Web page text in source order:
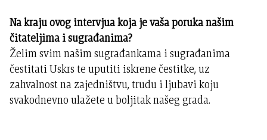
Na kraju ovog intervjua koja je vaša poruka našim
čitateljima i sugrađanima?
Želim svim našim sugrađankama i sugrađanima
čestitati Uskrs te uputiti iskrene čestitke, uz
zahvalnost na zajedništvu, trudu i ljubavi koju
svakodnevno ulažete u boljitak našeg grada.